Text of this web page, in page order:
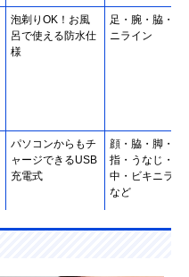
泡剃りOK！お風
呂で使える防水仕
様
足・腕・脇・ビ
ニライン
パソコンからもチ
ャージできるUSB
充電式
顔・脇・脚・腕
指・うなじ・背
中・ビキニライ
など